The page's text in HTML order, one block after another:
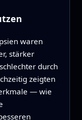
waren
stärker
durch
zeigten
— wie